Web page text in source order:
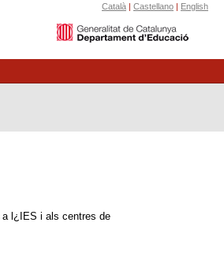
Català | Castellano | English
l¿IES i als centres de